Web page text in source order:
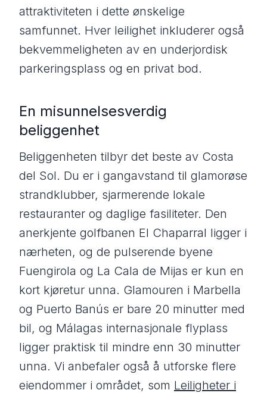
attraktiviteten i dette ønskelige
samfunnet. Hver leilighet inkluderer også
bekvemmeligheten av en underjordisk
parkeringsplass og en privat bod.
En misunnelsesverdig
beliggenhet
Beliggenheten tilbyr det beste av Costa
del Sol. Du er i gangavstand til glamorøse
strandklubber, sjarmerende lokale
restauranter og daglige fasiliteter. Den
anerkjente golfbanen El Chaparral ligger i
nærheten, og de pulserende byene
Fuengirola og La Cala de Mijas er kun en
kort kjøretur unna. Glamouren i Marbella
og Puerto Banús er bare 20 minutter med
bil, og Málagas internasjonale flyplass
ligger praktisk til mindre enn 30 minutter
unna. Vi anbefaler også å utforske flere
eiendommer i området, som Leiligheter i